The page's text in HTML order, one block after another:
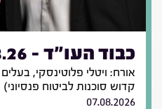
כבוד העו"ד - 07.08.26
קדוש סוכנות לביטוח פנסיוני)
07.08.2026